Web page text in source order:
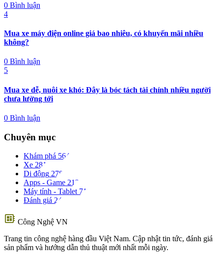
0 Bình luận
4
Mua xe máy điện online giá bao nhiêu, có khuyến mãi nhiều
không?
0 Bình luận
5
Mua xe dễ, nuôi xe khó: Đây là bóc tách tài chính nhiều người
chưa lường tới
0 Bình luận
Chuyên mục
Khám phá 564
Xe 281
Di động 278
Apps - Game 213
Máy tính - Tablet 71
Đánh giá 24
developer_board Công Nghệ VN
Trang tin công nghệ hàng đầu Việt Nam. Cập nhật tin tức, đánh giá
sản phẩm và hướng dẫn thủ thuật mới nhất mỗi ngày.